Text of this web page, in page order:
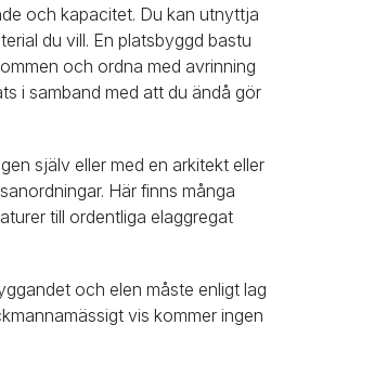
och kapacitet. Du kan utnyttja
du vill. En platsbyggd bastu
och ordna med avrinning
i samband med att du ändå gör
själv eller med en arkitekt eller
Här finns många
till ordentliga elaggregat
och elen måste enligt lag
vis kommer ingen